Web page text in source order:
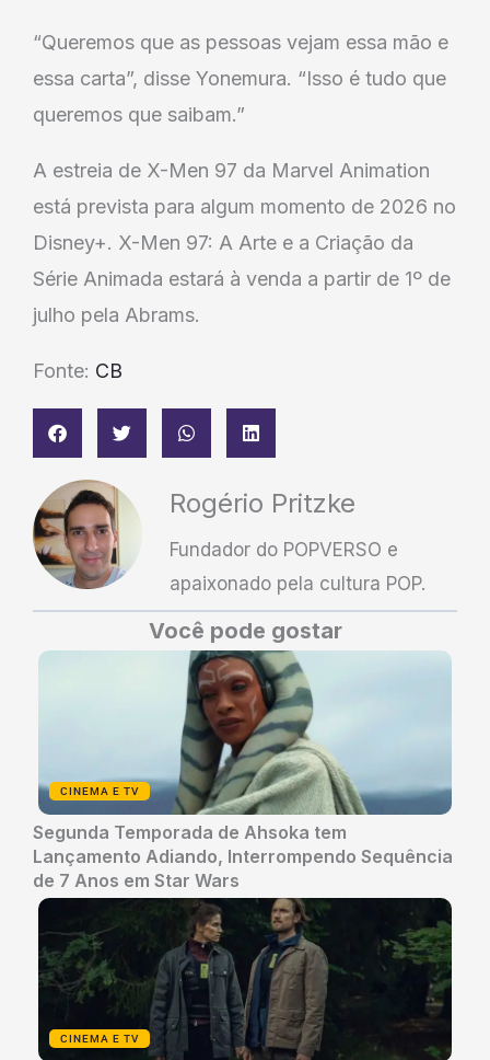
“Queremos que as pessoas vejam essa mão e
essa carta”, disse Yonemura. “Isso é tudo que
queremos que saibam.”
A estreia de X-Men 97 da Marvel Animation
está prevista para algum momento de 2026 no
Disney+. X-Men 97: A Arte e a Criação da
Série Animada estará à venda a partir de 1º de
julho pela Abrams.
Fonte: CB
Rogério Pritzke
Fundador do POPVERSO e
apaixonado pela cultura POP.
Você pode gostar
CINEMA E TV
Segunda Temporada de Ahsoka tem
Lançamento Adiando, Interrompendo Sequência
de 7 Anos em Star Wars
CINEMA E TV